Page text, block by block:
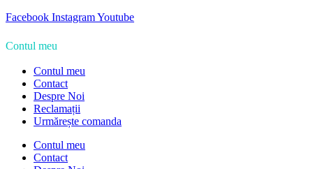
Facebook InstagramYoutube
Contul meu
Contul meu
Contact
Despre Noi
Reclamații
Urmărește comanda
Contul meu
Contact